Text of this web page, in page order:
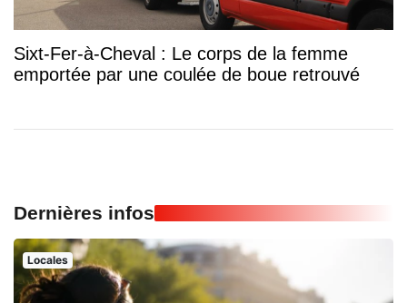
Sixt-Fer-à-Cheval : Le corps de la femme
emportée par une coulée de boue retrouvé
Dernières infos
Locales